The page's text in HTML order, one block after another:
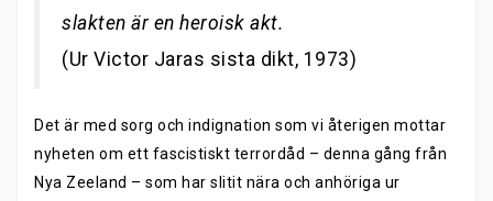
slakten är en heroisk akt.
(Ur Victor Jaras sista dikt, 1973)
Det är med sorg och indignation som vi återigen mottar
nyheten om ett fascistiskt terrordåd – denna gång från
Nya Zeeland – som har slitit nära och anhöriga ur